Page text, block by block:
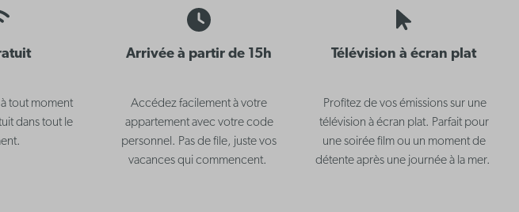
tout moment
dans tout le
Arrivée à partir de 15h
Accédez facilement à votre
appartement avec votre code
personnel. Pas de file, juste vos
vacances qui commencent.
Télévision à écran plat
Profitez de vos émissions sur une
télévision à écran plat. Parfait pour
une soirée film ou un moment de
détente après une journée à la mer.